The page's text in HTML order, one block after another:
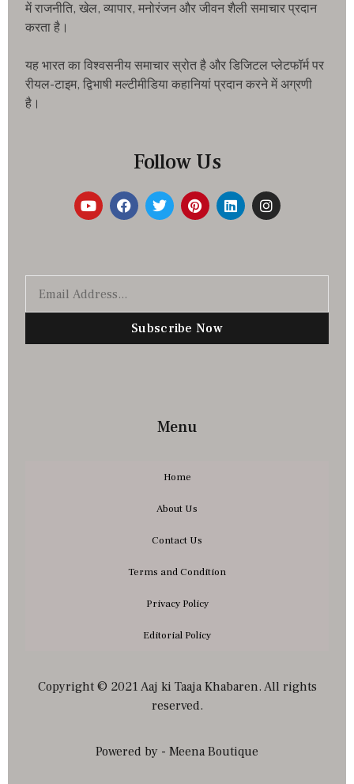
में राजनीति, खेल, व्यापार, मनोरंजन और जीवन शैली समाचार प्रदान
करता है।
यह भारत का विश्वसनीय समाचार स्रोत है और डिजिटल प्लेटफॉर्म पर
रीयल-टाइम, द्विभाषी मल्टीमीडिया कहानियां प्रदान करने में अग्रणी
है।
Follow Us
Subscribe Now
Menu
Home
About Us
Contact Us
Terms and Condition
Privacy Policy
Editorial Policy
Copyright © 2021 Aaj ki Taaja Khabaren. All rights
reserved.
Powered by - Meena Boutique